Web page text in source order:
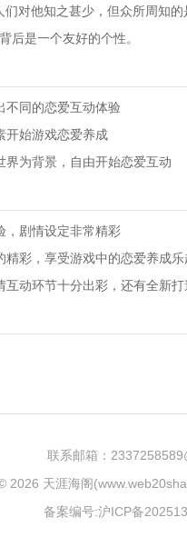
对他知之甚少，但众所周知
后是一个友好的个性。
不同的恋爱互动体验
开始游戏恋爱养成
为背景，自由开始恋爱互动
，剧情设定非常精彩
彩，享受游戏中的恋爱养成乐
动环节十分出彩，还有全新打
联系邮箱：
2026 天涯海阁
备案编号:沪ICP备